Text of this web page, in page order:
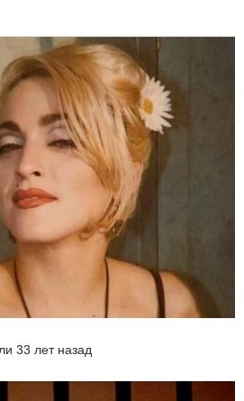
33 лет назад